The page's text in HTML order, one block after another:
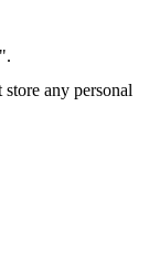
any personal